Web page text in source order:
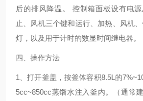
后的排风降温。
控制箱面板设有电
止、风机三个键和运行、加热、风机
灯，以及用于计时的数显时间继电器。
四、操作方法
1 、打开釜盖，按釜体容积8.5L 的
5cc~850cc蒸馏水注入釜内。（通常